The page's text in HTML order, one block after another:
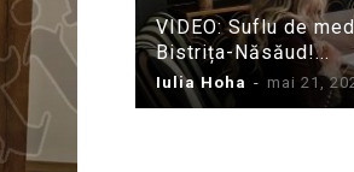
VIDEO: Suflu de
Bistrița-Năsăud!...
Iulia Hoha - mai 21,